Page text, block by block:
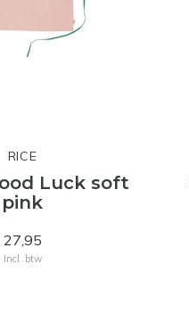
RICE
Luck soft
pink
27,95
Incl. btw